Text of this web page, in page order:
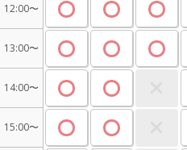
12:00〜
13:00〜
14:00〜
15:00〜